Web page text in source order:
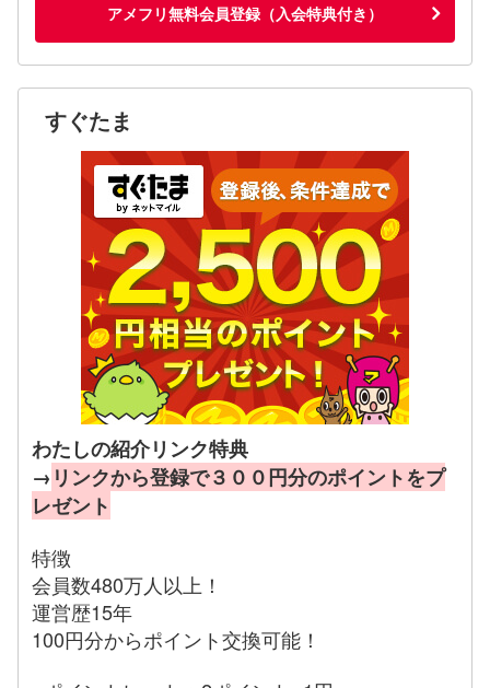
アメフリ無料会員登録（入会特典付き）
すぐたま
わたしの紹介リンク特典
→ リンクから登録で３００円分のポイントをプ
レゼント
特徴
会員数480万人以上！
運営歴15年
100円分からポイント交換可能！